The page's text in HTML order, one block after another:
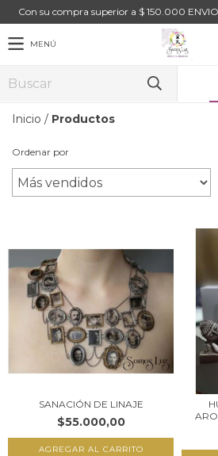
Con su compra superior a $ 150.000
MENÚ
Inicio / Productos
Ordenar por
SANACIÓN DE LINAJE
$55.000,00